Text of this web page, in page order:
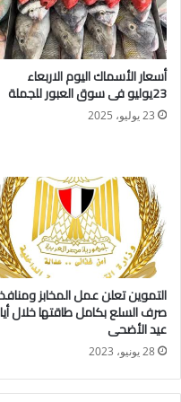
وأوضح مدبولي أن الحكومة
داخل السوق العقارية، بما
والمطورين العقاريين
من أي ممارسات غير منضبطة
وخلال الاجتماع، استعرضت
للمطورين العقاريين، يتولى
في إطار جهود الدولة لتعزيز
المواطنين.
وأشارت راندة المنشاوي إلى
الجديد يعتمد على نموذج
التشييد والبناء، بما يشمل
العقاريين.
أسعار الأسماك اليوم الاربعاء
23يوليو فى سوق العبور للجملة
23 يوليو، 2025
التموين تعلن عمل المخابز ومنافذ
صرف السلع بكامل طاقتها خلال
عيد الأضحى
28 يونيو، 2023